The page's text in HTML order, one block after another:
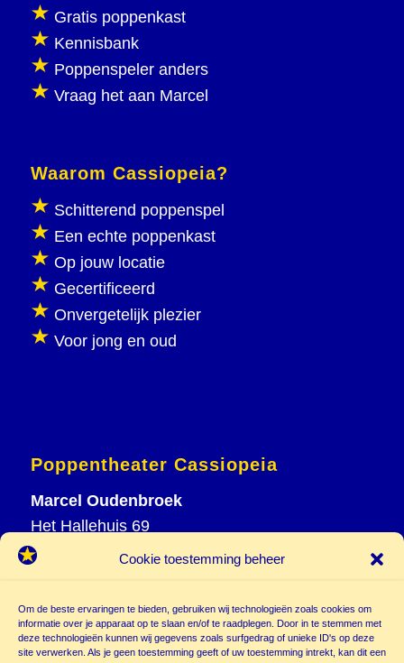
Cookie toestemming beheer
Om de beste ervaringen te bieden, gebruiken wij technologieën zoals cookies om
informatie over je apparaat op te slaan en/of te raadplegen. Door in te stemmen met
deze technologieën kunnen wij gegevens zoals surfgedrag of unieke ID's op deze
site verwerken. Als je geen toestemming geeft of uw toestemming intrekt, kan dit een
Gratis poppenkast
Kennisbank
Poppenspeler anders
Vraag het aan Marcel
Waarom Cassiopeia?
Schitterend poppenspel
Een echte poppenkast
Op jouw locatie
Gecertificeerd
Onvergetelijk plezier
Voor jong en oud
Poppentheater Cassiopeia
Marcel Oudenbroek
Het Hallehuis 69
3823 VH Amersfoort
M 06 20 26 94 61
info@
poppentheatercassiopeia.nl